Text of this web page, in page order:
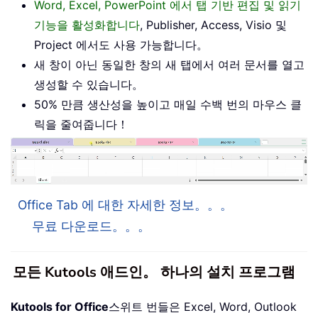
Word, Excel, PowerPoint 에서 탭 기반 편집 및 읽기
기능을 활성화합니다, Publisher, Access, Visio 및
Project 에서도 사용 가능합니다。
새 창이 아닌 동일한 창의 새 탭에서 여러 문서를 열고
생성할 수 있습니다。
50% 만큼 생산성을 높이고 매일 수백 번의 마우스 클
릭을 줄여줍니다！
Office Tab 에 대한 자세한 정보。。。
무료 다운로드。。。
모든 Kutools 애드인。 하나의 설치 프로그램
Kutools for Office스위트 번들은 Excel, Word, Outlook